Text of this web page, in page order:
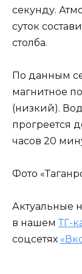
секунду.
суток
столба.
По данным
магнитное
(низкий).
прогреется
часов 20
Фото
Актуальные
в нашем ТГ-
соцсетях